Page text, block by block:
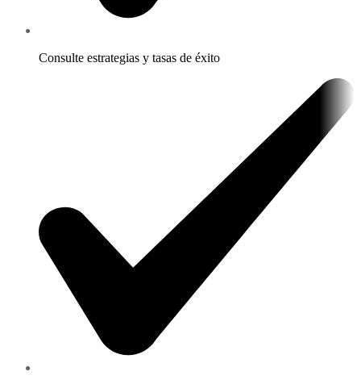
Consulte estrategias y tasas de éxito